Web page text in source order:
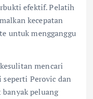
efektif. Pelatih
kecepatan
untuk mengganggu
mencari
seperti Perovic dan
peluang